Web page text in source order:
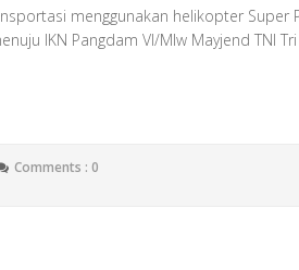
menggunakan helikopter Super
IKN Pangdam VI/Mlw Mayjend TNI
Comments : 0